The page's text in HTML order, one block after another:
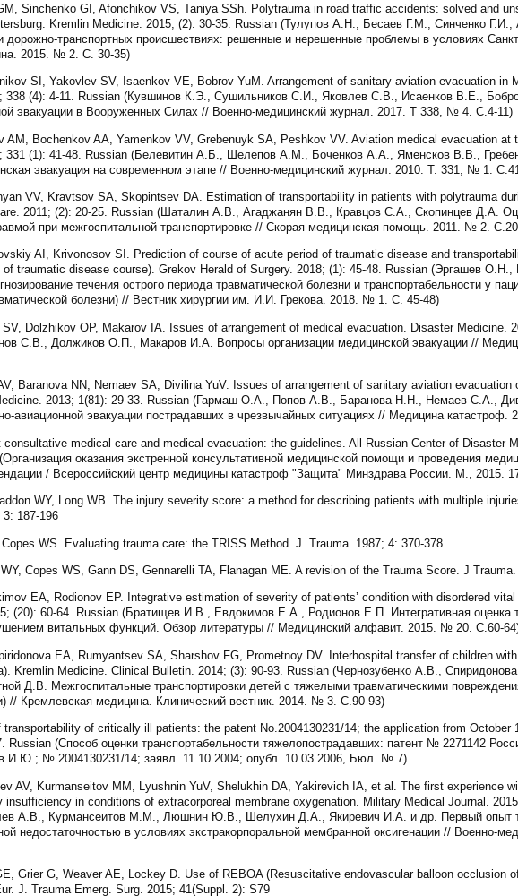
Sinchenko GI, Afonchikov VS, Taniya SSh. Polytrauma in road traffic accidents: solved and
Kremlin Medicine. 2015; (2): 30-35. Russian (Тулупов А.Н., Бесаев Г.М., Синченко
транспортных происшествиях: решенные и нерешенные проблемы в условиях
2015. № 2. С. 30-35)
SI, Yakovlev SV, Isaenkov VE, Bobrov YuM. Arrangement of sanitary aviation evacuation in
338 (4): 4-11. Russian (Кувшинов К.Э., Сушильников С.И., Яковлев С.В., Исаенков В.Е.,
эвакуации в Вооруженных Силах // Военно-медицинский журнал. 2017. Т 338, № 4. С.4-11)
AM, Bochenkov AA, Yamenkov VV, Grebenuyk SA, Peshkov VV. Aviation medical evacuation at
331 (1): 41-48. Russian (Белевитин А.Б., Шелепов А.М., Боченков А.А., Яменсков В.В.,
эвакуация на современном этапе // Военно-медицинский журнал. 2010. Т. 331, № 1.
VV, Kravtsov SA, Skopintsev DA. Estimation of transportability in patients with polytrauma
2011; (2): 20-25. Russian (Шаталин А.В., Агаджанян В.В., Кравцов С.А., Скопинцев Д.А.
при межгоспитальной транспортировке // Скорая медицинская помощь. 2011. № 2.
AI, Krivonosov SI. Prediction of course of acute period of traumatic disease and
of traumatic disease course). Grekov Herald of Surgery. 2018; (1): 45-48. Russian (Эргашев
течения острого периода травматической болезни и транспортабельности у
болезни) // Вестник хирургии им. И.И. Грекова. 2018. № 1. С. 45-48)
Dolzhikov OP, Makarov IA. Issues of arrangement of medical evacuation. Disaster Medicine.
С.В., Должиков О.П., Макаров И.А. Вопросы организации медицинской эвакуации //
Baranova NN, Nemaev SA, Divilina YuV. Issues of arrangement of sanitary aviation evacuation
2013; 1(81): 29-33. Russian (Гармаш О.А., Попов А.В., Баранова Н.Н., Немаев С.А.,
авиационной эвакуации пострадавших в чрезвычайных ситуациях // Медицина
medical care and medical evacuation: the guidelines. All-Russian Center of Disaster
оказания экстренной консультативной медицинской помощи и проведения
/ Всероссийский центр медицины катастроф "Защита" Минздрава России. М., 2015.
WY, Long WB. The injury severity score: a method for describing patients with multiple
187-196
WS. Evaluating trauma care: the TRISS Method. J. Trauma. 1987; 4: 370-378
Copes WS, Gann DS, Gennarelli TA, Flanagan ME. A revision of the Trauma Score. J
EA, Rodionov EP. Integrative estimation of severity of patients’ condition with disordered
(20): 60-64. Russian (Братищев И.В., Евдокимов Е.А., Родионов Е.П. Интегративная оценка
витальных функций. Обзор литературы // Медицинский алфавит. 2015. № 20. С.60-
EA, Rumyantsev SA, Sharshov FG, Prometnoy DV. Interhospital transfer of children
Kremlin Medicine. Clinical Bulletin. 2014; (3): 90-93. Russian (Чернозубенко А.В.,
Д.В. Межгоспитальные транспортировки детей с тяжелыми травматическими
// Кремлевская медицина. Клинический вестник. 2014. № 3. С.90-93)
of critically ill patients: the patent No.2004130231/14; the application from October
Russian (Способ оценки транспортабельности тяжелопострадавших: патент № 2271142
И.Ю.; № 2004130231/14; заявл. 11.10.2004; опубл. 10.03.2006, Бюл. № 7)
AV, Kurmanseitov MM, Lyushnin YuV, Shelukhin DA, Yakirevich IA, et al. The first experience
insufficiency in conditions of extracorporeal membrane oxygenation. Military Medical Journal.
А.В., Курмансеитов М.М., Люшнин Ю.В., Шелухин Д.А., Якиревич И.А. и др. Первый опыт
недостаточностью в условиях экстракорпоральной мембранной оксигенации // Военно-
Grier G, Weaver AE, Lockey D. Use of REBOA (Resuscitative endovascular balloon occlusion
J. Trauma Emerg. Surg. 2015; 41(Suppl. 2): S79